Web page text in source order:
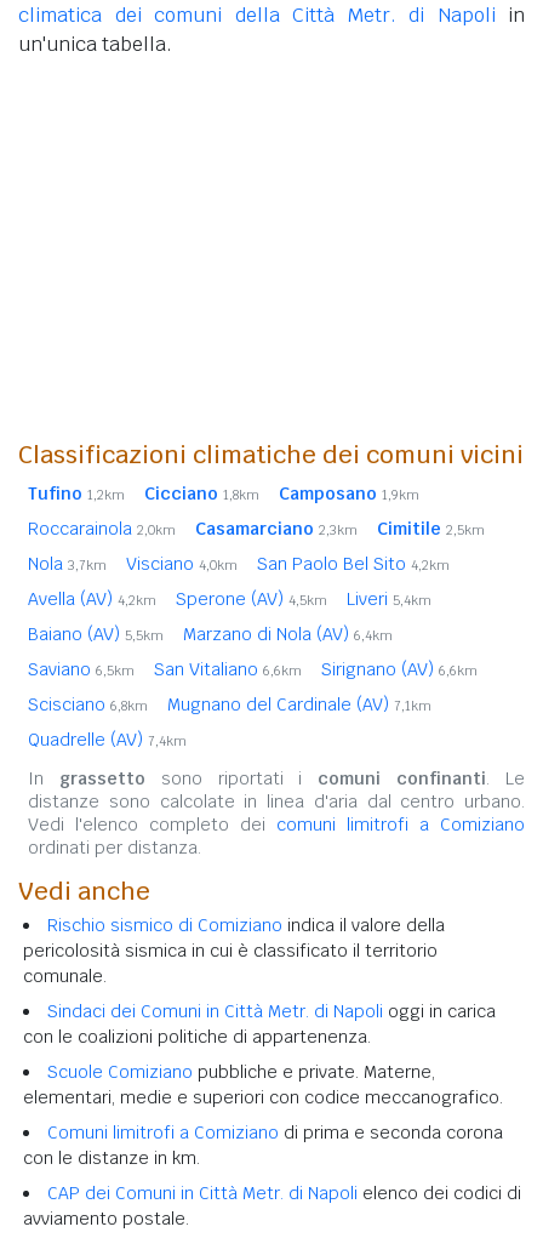
climatica dei comuni della Città Metr. di Napoli in
un'unica tabella.
Classificazioni climatiche dei comuni vicini
Tufino 1,2km Cicciano 1,8km Camposano 1,9km
Roccarainola 2,0km Casamarciano 2,3km Cimitile 2,5km
Nola 3,7km Visciano 4,0km San Paolo Bel Sito 4,2km
Avella (AV) 4,2km Sperone (AV) 4,5km Liveri 5,4km
Baiano (AV) 5,5km Marzano di Nola (AV) 6,4km
Saviano 6,5km San Vitaliano 6,6km Sirignano (AV) 6,6km
Scisciano 6,8km Mugnano del Cardinale (AV) 7,1km
Quadrelle (AV) 7,4km
In grassetto sono riportati i comuni confinanti. Le
distanze sono calcolate in linea d'aria dal centro urbano.
Vedi l'elenco completo dei comuni limitrofi a Comiziano
ordinati per distanza.
Vedi anche
Rischio sismico di Comiziano indica il valore della
pericolosità sismica in cui è classificato il territorio
comunale.
Sindaci dei Comuni in Città Metr. di Napoli oggi in carica
con le coalizioni politiche di appartenenza.
Scuole Comiziano pubbliche e private. Materne,
elementari, medie e superiori con codice meccanografico.
Comuni limitrofi a Comiziano di prima e seconda corona
con le distanze in km.
CAP dei Comuni in Città Metr. di Napoli elenco dei codici di
avviamento postale.